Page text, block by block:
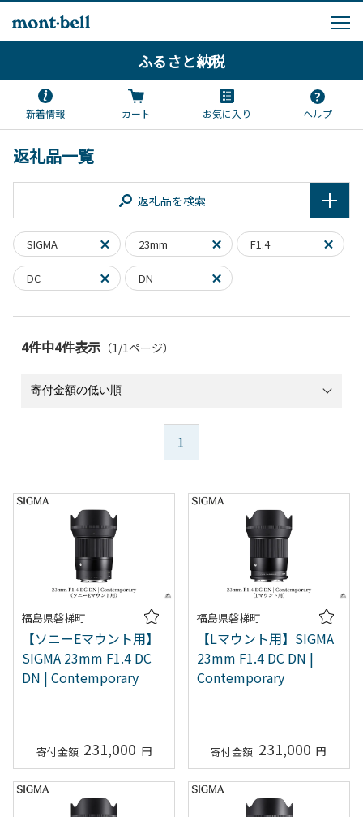
ふるさと納税
新着情報 カート お気に入り ヘルプ
返礼品一覧
返礼品を検索
SIGMA 23mm F1.4
DC DN
4件中4件表示 （1/1ページ）
1
福島県磐梯町
【ソニーEマウント用】
SIGMA 23mm F1.4 DC
DN | Contemporary
231,000
福島県磐梯町
【Lマウント用】SIGMA
23mm F1.4 DC DN |
Contemporary
231,000